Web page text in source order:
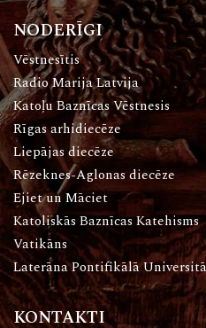
NODERĪGI
Vēstnesītis
Radio Marija Latvija
Katoļu Baznīcas Vēstnesis
Rīgas arhidiecēze
Liepājas diecēze
Rēzeknes-Aglonas diecēze
Ejiet un Māciet
Katoliskās Baznīcas Katehisms
Vatikāns
Laterāna Pontifikālā
KONTAKTI